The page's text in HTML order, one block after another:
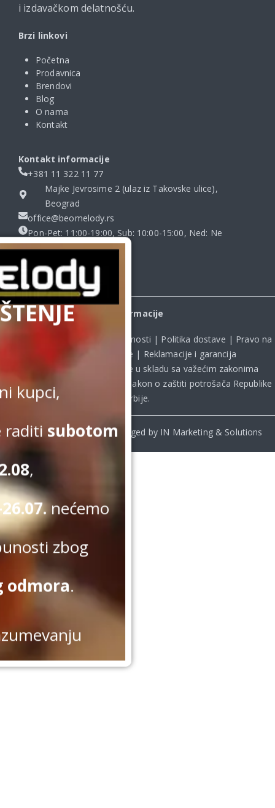
i izdavačkom delatnošću.
Brzi linkovi
Početna
Prodavnica
Brendovi
Blog
O nama
Kontakt
Kontakt informacije
+381 11 322 11 77
Majke Jevrosime 2 (ulaz iz Takovske ulice),
Beograd
office@beomelody.rs
Pon-Pet: 11:00-19:00, Sub: 10:00-15:00, Ned: Ne
radimo
Kupovina na sajtu obavlja se u skladu sa važećim zakonima
Zakon o zaštiti potrošača Republike
Srbije.
Informacije
Politika privatnosti | Politika dostave | Pravo na
odustanak od kupovine | Reklamacije i garancija
© Beomelody.rs. 2025. Desinged by IN Marketing & Solutions
kupci,
raditisubotom
,
nećemo
zbog
odmora.